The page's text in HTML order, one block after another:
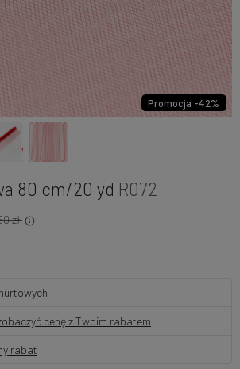
Promocja -42%
80 cm/20 yd R072
zł
cenę z Twoim rabatem
rabat